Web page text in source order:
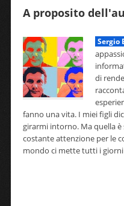
A proposito
Sergio
di
fanno una vita. I miei figli
girarmi intorno. Ma quella è
costante attenzione per le
mondo ci mette tutti i